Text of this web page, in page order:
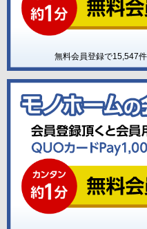
無料会員登録で15,547